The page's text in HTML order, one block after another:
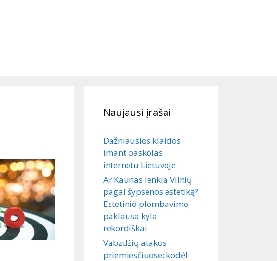
Naujausi įrašai
Dažniausios klaidos
imant paskolas
internetu Lietuvoje
Ar Kaunas lenkia Vilnių
pagal šypsenos estetiką?
Estetinio plombavimo
paklausa kyla
rekordiškai
Vabzdžių atakos
priemiesčiuose: kodėl